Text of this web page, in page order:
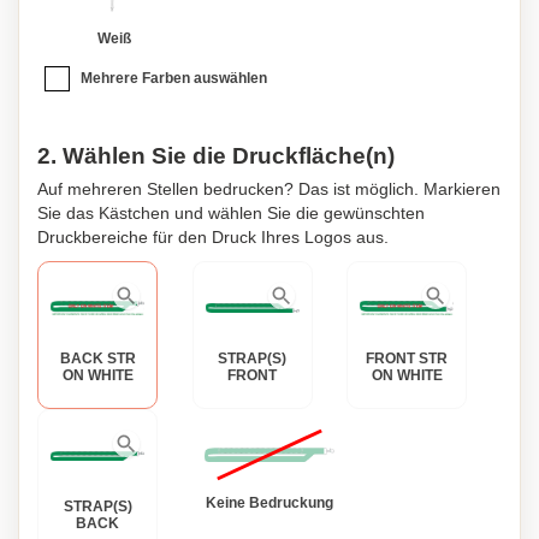
Weiß
Mehrere Farben auswählen
2. Wählen Sie die Druckfläche(n)
Auf mehreren Stellen bedrucken? Das ist möglich. Markieren
Sie das Kästchen und wählen Sie die gewünschten
Druckbereiche für den Druck Ihres Logos aus.
BACK STR
ON WHITE
STRAP(S)
FRONT
FRONT STR
ON WHITE
STRAP(S)
BACK
Keine Bedruckung